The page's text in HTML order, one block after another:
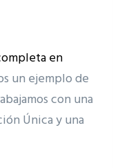
en
un ejemplo de
con una
Única y una